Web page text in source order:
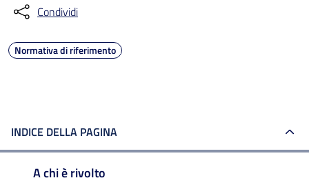
Condividi
Normativa di riferimento
INDICE DELLA PAGINA
A chi è rivolto